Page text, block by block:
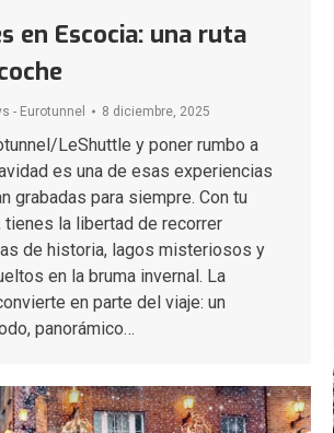
en Escocia: una ruta
- Eurotunnel 8 diciembre, 2025
LeShuttle y poner rumbo a
es una de esas experiencias
grabadas para siempre. Con tu
tienes la libertad de recorrer
de historia, lagos misteriosos y
en la bruma invernal. La
en parte del viaje: un
panorámico…